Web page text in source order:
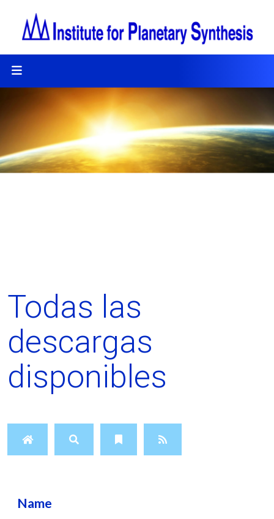
Todas las
descargas
disponibles
Name